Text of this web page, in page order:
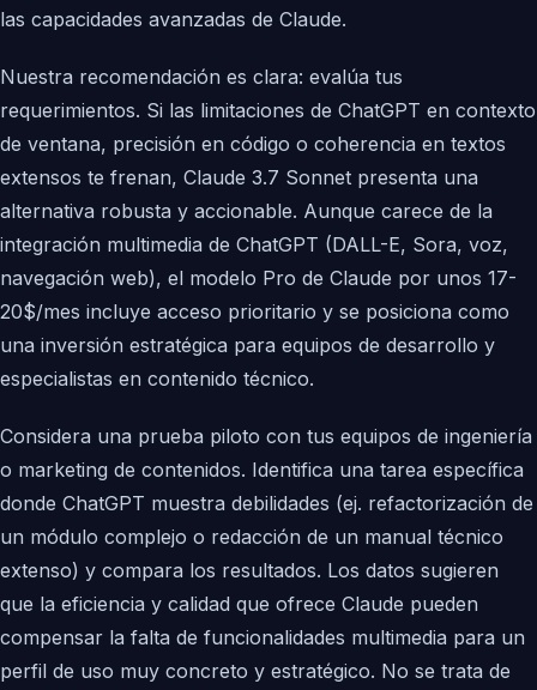
las capacidades avanzadas de Claude.
Nuestra recomendación es clara: evalúa tus
requerimientos. Si las limitaciones de ChatGPT en contexto
de ventana, precisión en código o coherencia en textos
extensos te frenan, Claude 3.7 Sonnet presenta una
alternativa robusta y accionable. Aunque carece de la
integración multimedia de ChatGPT (DALL-E, Sora, voz,
navegación web), el modelo Pro de Claude por unos 17-
20$/mes incluye acceso prioritario y se posiciona como
una inversión estratégica para equipos de desarrollo y
especialistas en contenido técnico.
Considera una prueba piloto con tus equipos de ingeniería
o marketing de contenidos. Identifica una tarea específica
donde ChatGPT muestra debilidades (ej. refactorización de
un módulo complejo o redacción de un manual técnico
extenso) y compara los resultados. Los datos sugieren
que la eficiencia y calidad que ofrece Claude pueden
compensar la falta de funcionalidades multimedia para un
perfil de uso muy concreto y estratégico. No se trata de